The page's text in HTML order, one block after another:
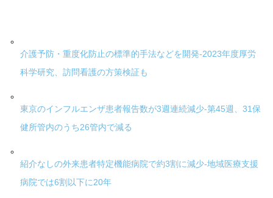
介護予防・重度化防止の標準的手法などを開発-2023年度厚労
科学研究、訪問看護の方策検証も
東京のインフルエンザ患者報告数が3週連続減少-第45週、31保
健所管内のうち26管内で減る
紹介なしの外来患者特定機能病院で約3割に減少-地域医療支援
病院では6割以下に20年